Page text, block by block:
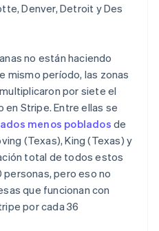
Denver, Detroit y Des
no están haciendo
mismo período, las zonas
por siete el
Stripe. Entre ellas se
menos pobladosde
(Texas), King (Texas) y
total de todos estos
pero eso no
que funcionan con
por cada 36